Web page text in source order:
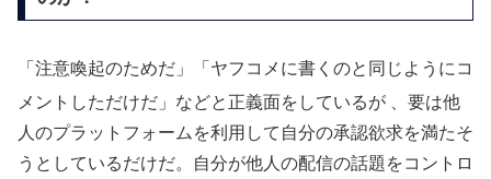
「注意喚起のためだ」「ヤフコメに書くのと同じようにコ
メントしただけだ」などと正義面をしているが
、要は他
人のプラットフォームを利用して自分の承認欲求を満たそ
うとしているだけだ。自分が他人の配信の話題をコントロ